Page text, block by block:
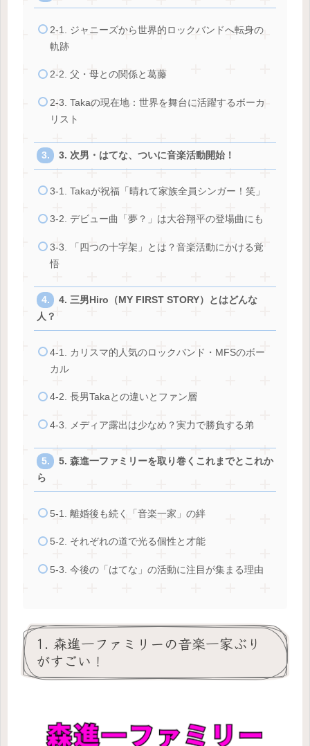
2-1. ジャニーズから世界的ロックバンドへ転身の
軌跡
2-2. 父・母との関係と葛藤
2-3. Takaの現在地：世界を舞台に活躍するボーカ
リスト
3. 次男・はてな、ついに音楽活動開始！
3-1. Takaが祝福「晴れて家族全員シンガー！笑」
3-2. デビュー曲「夢？」は大谷翔平の登場曲にも
3-3. 「四つの十字架」とは？音楽活動にかける覚
悟
4. 三男Hiro（MY FIRST STORY）とはどんな
人？
4-1. カリスマ的人気のロックバンド・MFSのボー
カル
4-2. 長男Takaとの違いとファン層
4-3. メディア露出は少なめ？実力で勝負する弟
5. 森進一ファミリーを取り巻くこれまでとこれか
ら
5-1. 離婚後も続く「音楽一家」の絆
5-2. それぞれの道で光る個性と才能
5-3. 今後の「はてな」の活動に注目が集まる理由
1. 森進一ファミリーの音楽一家ぶり
がすごい！